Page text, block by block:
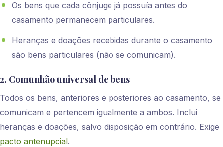
Os bens que cada cônjuge já possuía antes do
casamento permanecem particulares.
Heranças e doações recebidas durante o casamento
são bens particulares (não se comunicam).
2. Comunhão universal de bens
Todos os bens, anteriores e posteriores ao casamento, se
comunicam e pertencem igualmente a ambos. Inclui
heranças e doações, salvo disposição em contrário. Exige
pacto antenupcial.